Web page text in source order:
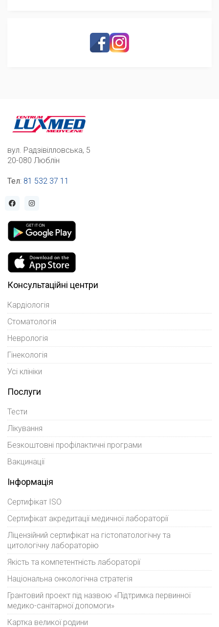
вул. Радзівілловська, 5
20-080 Люблін
Тел: 81 532 37 11
Консультаційні центри
Кардіологія
Стоматологія
Неврологія
Гінекологія
Усі клініки
Послуги
Тести
Лікування
Безкоштовні профілактичні програми
Вакцинації
Інформація
Сертифікат ISO
Сертифікат акредитації медичної лабораторії
Ліцензійний сертифікат на гістопатологічну та
цитологічну лабораторію
Якість та компетентність лабораторії
Національна онкологічна стратегія
Грантовий проект під назвою «Підтримка первинної
медико-санітарної допомоги»
Картка великої родини